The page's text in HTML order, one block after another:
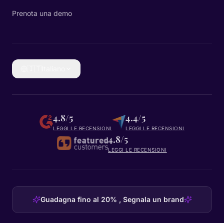
Prenota una demo
4.8/5
LEGGI LE RECENSIONI
4.4/5
LEGGI LE RECENSIONI
4.8/5
LEGGI LE RECENSIONI
Guadagna fino al 20% , Segnala un brand